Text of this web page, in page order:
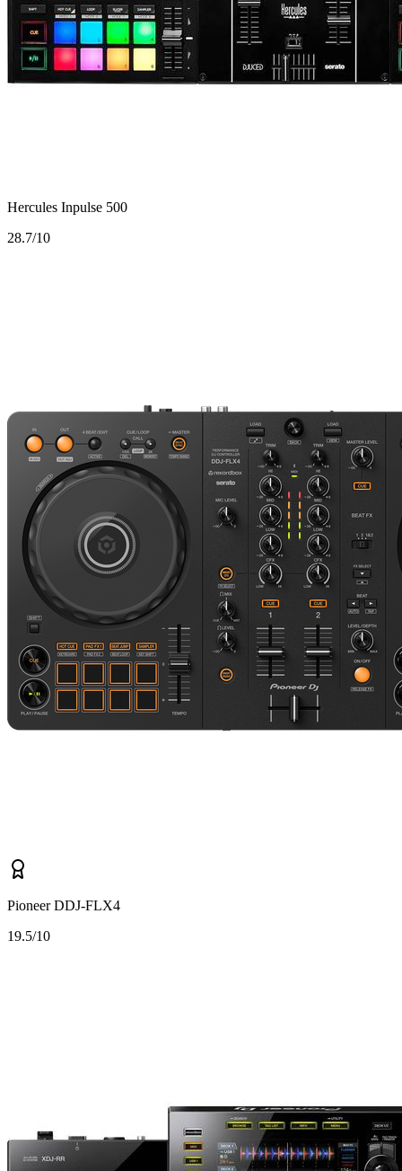
Hercules Inpulse 500
28.7/10
Pioneer DDJ-FLX4
19.5/10